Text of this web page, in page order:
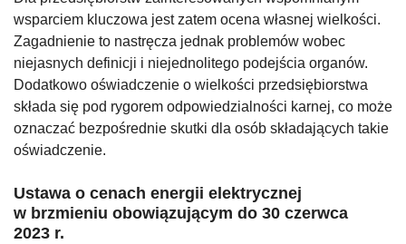
wsparciem kluczowa jest zatem ocena własnej wielkości.
Zagadnienie to nastręcza jednak problemów wobec
niejasnych definicji i niejednolitego podejścia organów.
Dodatkowo oświadczenie o wielkości przedsiębiorstwa
składa się pod rygorem odpowiedzialności karnej, co może
oznaczać bezpośrednie skutki dla osób składających takie
oświadczenie.
Ustawa o cenach energii elektrycznej
w brzmieniu obowiązującym do 30 czerwca
2023 r.